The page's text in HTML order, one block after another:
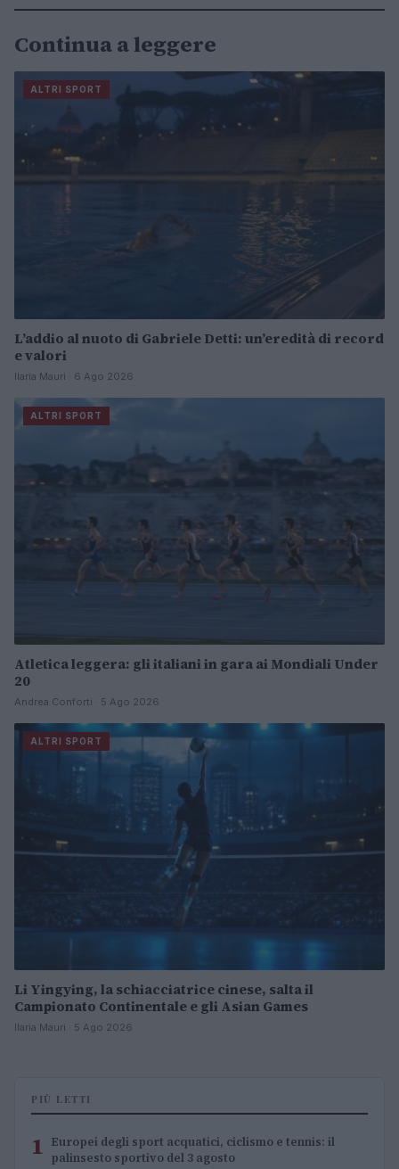
Continua a leggere
ALTRI SPORT
L’addio al nuoto di Gabriele Detti: un’eredità di record
e valori
Ilaria Mauri · 6 Ago 2026
ALTRI SPORT
Atletica leggera: gli italiani in gara ai Mondiali Under
20
Andrea Conforti · 5 Ago 2026
ALTRI SPORT
Li Yingying, la schiacciatrice cinese, salta il
Campionato Continentale e gli Asian Games
Ilaria Mauri · 5 Ago 2026
PIÙ LETTI
1 Europei degli sport acquatici, ciclismo e tennis: il
palinsesto sportivo del 3 agosto